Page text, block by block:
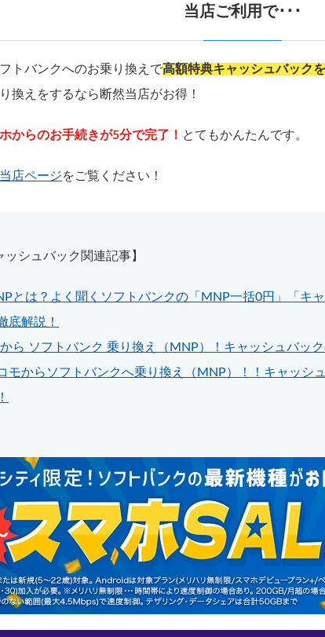
当店ご利用で･･･
トバンクへのお乗り換えで高額特典キャッシュバック
換えをするなら断然当店がお得！
からのお手続きが5分で完了！ とてもかんたんです。
当店ページをご覧ください！
ッシュバック関連記事】
とは？よく聞くソフトバンクの「MNP一括0円」「キ
底解説！
ら ソフトバンク 乗り換え（MNP）！キャッシュバッ
モからソフトバンクへ乗り換え（MNP）！！キャッシ